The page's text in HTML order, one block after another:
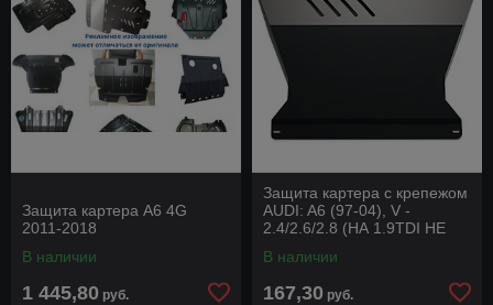
Защита картера A6 4G
2011-2018
В наличии
1 445,80 руб.
Защита картера с крепежом
AUDI: A6 (97-04), V -
2.4/2.6/2.8 (НА 1.9TDI НЕ
В наличии
167,30 руб.